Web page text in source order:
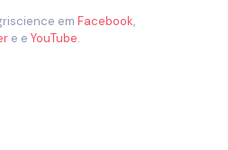
em Facebook,
e e YouTube.